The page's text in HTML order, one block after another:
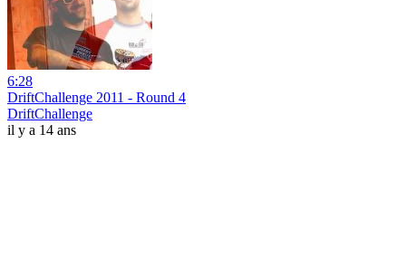
6:28
DriftChallenge 2011 - Round 4
DriftChallenge
il y a 14 ans